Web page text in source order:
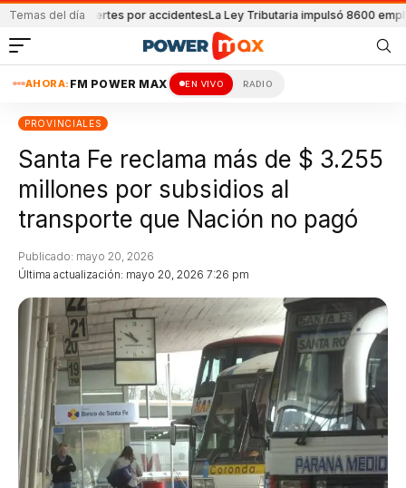
Temas del día
32 muertes por accidentesLa Ley Tributaria impulsó 8600 empleosSe
AHORA: FM POWER MAX EN VIVO RADIO
PROVINCIALES
Santa Fe reclama más de $ 3.255
millones por subsidios al
transporte que Nación no pagó
Última actualización: mayo 20, 2026 7:26 pm
Publicado: mayo 20, 2026